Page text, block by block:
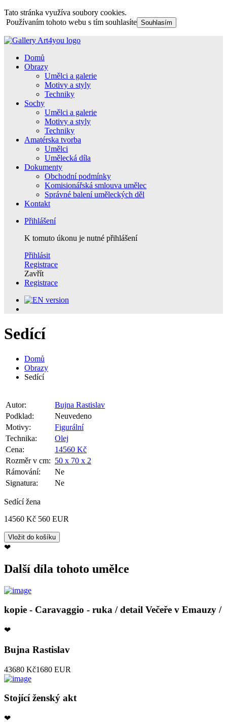
Tato stránka využíva soubory cookies.
Používaním tohoto webu s tím souhlasíte Souhlasím
Domů
Obrazy
Umělci a galerie
Motivy a styly
Techniky
Sochy
Umělci a galerie
Motivy a styly
Techniky
Amatérska tvorba
Umělci
Umělecká díla
Dokumenty
Obchodní podmínky
Komisionářská smlouva umělec
Správné balení uměleckých děl
Kontakt
Přihlášení
K tomuto úkonu je nutné přihlášení
Přihlásit
Registrace
Zavřít
Registrace
Sedící
Domů
Obrazy
Sedící
Autor:
Bujna Rastislav
Podklad:
Neuvedeno
Motivy:
Figurální
Technika:
Olej
Cena:
14560 Kč
Rozměr v cm: 50 x 70 x 2
Rámování:
Ne
Signatura:
Ne
Sedící žena
14560 Kč 560 EUR
❤
Další díla tohoto umělce
kopie - Caravaggio - ruka / detail Večeře v Emauzy /
❤
Bujna Rastislav
43680 Kč1680 EUR
Stojící ženský akt
❤